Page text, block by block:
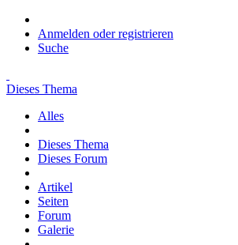
Anmelden oder registrieren
Suche
Dieses Thema
Alles
Dieses Thema
Dieses Forum
Artikel
Seiten
Forum
Galerie